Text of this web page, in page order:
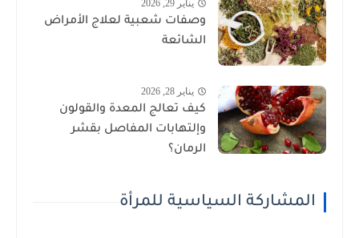
يناير 29, 2026
وصفات شعبية لعلاج الأمراض
الشائعة
يناير 28, 2026
كيف تعالج المعدة والقولون
وإلتهابات المفاصل بقشر
الرمان؟
المشاركة السياسية للمرأة